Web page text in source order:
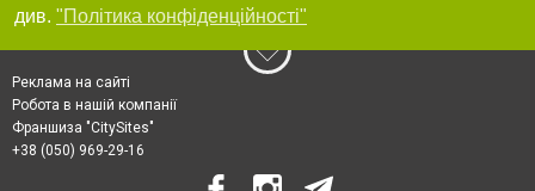
див. "Політика конфіденційності"
Реклама на сайті
Робота в нашій компанії
Франшиза "CitySites"
+38 (050) 969-29-16